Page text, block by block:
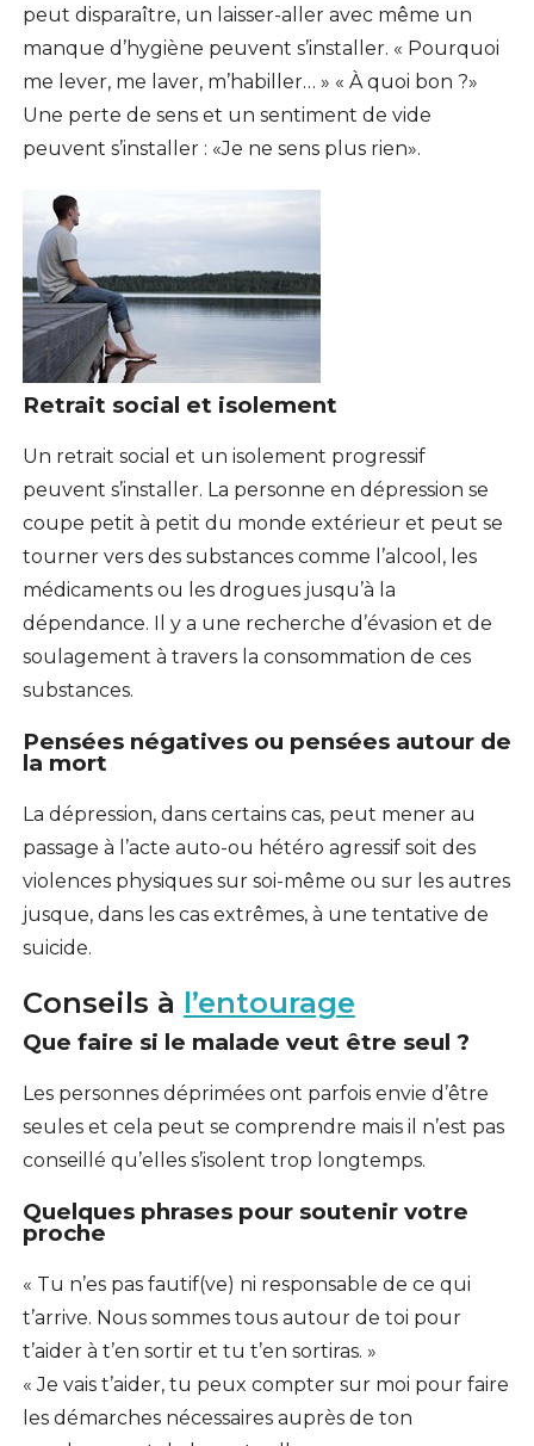
peut disparaître, un laisser-aller avec même un
manque d’hygiène peuvent s’installer. « Pourquoi
me lever, me laver, m’habiller… » « À quoi bon ?»
Une perte de sens et un sentiment de vide
peuvent s’installer : «Je ne sens plus rien».
Retrait social et isolement
Un retrait social et un isolement progressif
peuvent s’installer. La personne en dépression se
coupe petit à petit du monde extérieur et peut se
tourner vers des substances comme l’alcool, les
médicaments ou les drogues jusqu’à la
dépendance. Il y a une recherche d’évasion et de
soulagement à travers la consommation de ces
substances.
Pensées négatives ou pensées autour de
la mort
La dépression, dans certains cas, peut mener au
passage à l’acte auto-ou hétéro agressif soit des
violences physiques sur soi-même ou sur les autres
jusque, dans les cas extrêmes, à une tentative de
suicide.
Conseils à l’entourage
Que faire si le malade veut être seul ?
Les personnes déprimées ont parfois envie d’être
seules et cela peut se comprendre mais il n’est pas
conseillé qu’elles s’isolent trop longtemps.
Quelques phrases pour soutenir votre
proche
« Tu n’es pas fautif(ve) ni responsable de ce qui
t’arrive. Nous sommes tous autour de toi pour
t’aider à t’en sortir et tu t’en sortiras. »
« Je vais t’aider, tu peux compter sur moi pour faire
les démarches nécessaires auprès de ton